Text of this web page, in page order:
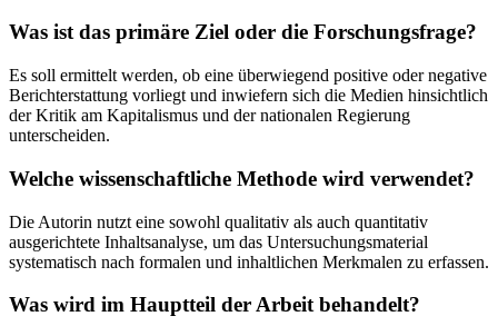
Was ist das primäre Ziel oder die Forschungsfrage?
Es soll ermittelt werden, ob eine überwiegend positive oder negative
Berichterstattung vorliegt und inwiefern sich die Medien hinsichtlich
der Kritik am Kapitalismus und der nationalen Regierung
unterscheiden.
Welche wissenschaftliche Methode wird verwendet?
Die Autorin nutzt eine sowohl qualitativ als auch quantitativ
ausgerichtete Inhaltsanalyse, um das Untersuchungsmaterial
systematisch nach formalen und inhaltlichen Merkmalen zu erfassen.
Was wird im Hauptteil der Arbeit behandelt?